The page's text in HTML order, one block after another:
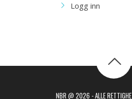
Logg inn
NBR @ 2026 - ALLE